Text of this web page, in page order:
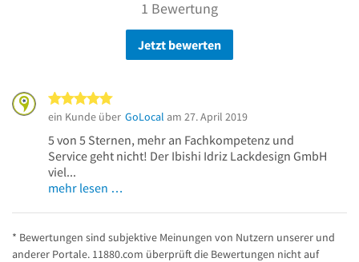
1 Bewertung
Jetzt bewerten
ein Kunde über GoLocal am 27. April 2019
5 von 5 Sternen, mehr an Fachkompetenz und
Service geht nicht! Der Ibishi Idriz Lackdesign GmbH
viel...
mehr lesen …
* Bewertungen sind subjektive Meinungen von Nutzern unserer und
anderer Portale. 11880.com überprüft die Bewertungen nicht auf